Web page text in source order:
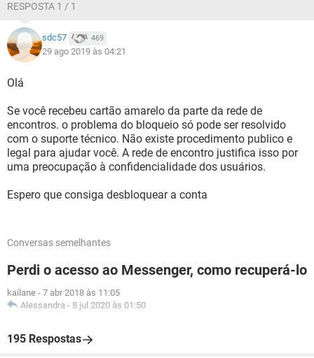
RESPOSTA 1 / 1
sdc57 469
29 ago 2019 às 04:21
Olá
Se você recebeu cartão amarelo da parte da rede de
encontros. o problema do bloqueio só pode ser resolvido
com o suporte técnico. Não existe procedimento publico e
legal para ajudar você. A rede de encontro justifica isso por
uma preocupação à confidencialidade dos usuários.
Espero que consiga desbloquear a conta
Conversas semelhantes
Perdi o acesso ao Messenger, como recuperá-lo
kailane - 7 abr 2018 às 11:05
Alessandra - 8 jul 2020 às 01:50
195 Respostas